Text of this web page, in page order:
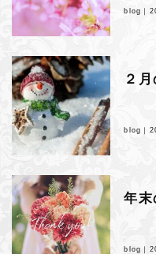
blog｜
２
blog｜
年末
blog｜